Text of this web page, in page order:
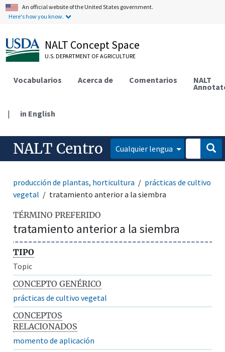
An official website of the United States government.
Here's how you know.
NALT Concept Space
U.S. DEPARTMENT OF AGRICULTURE
Vocabularios Acerca de Comentarios NALT
| in English
NALT Centro Cualquier lengua
producción de plantas, horticultura
prácticas de cultivo
vegetal
tratamiento anterior a la siembra
TÉRMINO PREFERIDO
tratamiento anterior a la siembra
TIPO
Topic
CONCEPTO GENÉRICO
prácticas de cultivo vegetal
CONCEPTOS
RELACIONADOS
momento de aplicación